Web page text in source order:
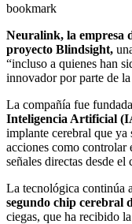
bookmark
Neuralink, la empresa
proyecto Blindsight,
“incluso a quienes han
innovador por parte de la
La compañía fue
Inteligencia Artificial
implante cerebral que ya
acciones como controlar
señales directas desde el
La tecnológica continúa
segundo chip cerebral
ciegas, que ha recibido